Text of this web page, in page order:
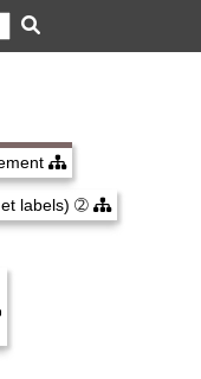
labels) ➁